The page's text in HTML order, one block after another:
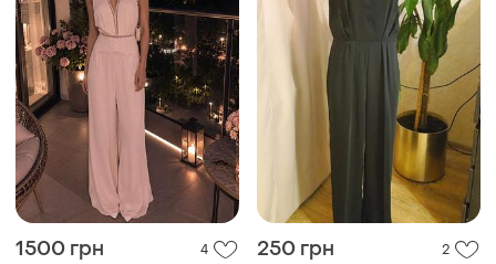
1500 грн 4 250 грн 2